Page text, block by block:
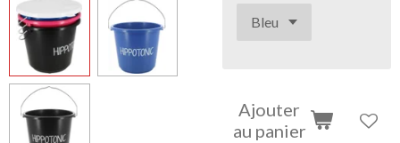
Ajouter
au panier